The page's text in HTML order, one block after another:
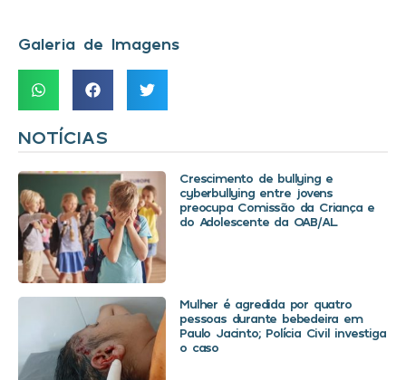
Galeria de Imagens
NOTÍCIAS
Crescimento de bullying e
cyberbullying entre jovens
preocupa Comissão da Criança e
do Adolescente da OAB/AL
Mulher é agredida por quatro
pessoas durante bebedeira em
Paulo Jacinto; Polícia Civil investiga
o caso